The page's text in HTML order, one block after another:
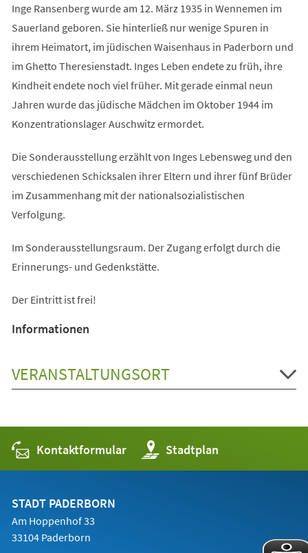
Inge Ransenberg wurde am 12. März 1935 in Wennemen im
Sauerland geboren. Sie hinterließ nur wenige Spuren in
ihrem Heimatort, im jüdischen Waisenhaus in Paderborn und
im Ghetto Theresienstadt. Inges Leben endete zu früh, ihre
Kindheit endete noch viel früher. Mit gerade einmal neun
Jahren wurde das jüdische Mädchen im Oktober 1944 im
Konzentrationslager Auschwitz ermordet.
Die Sonderausstellung erzählt von Inges Lebensweg und den
verschiedenen Schicksalen ihrer Eltern und ihrer fünf Brüder
im Zusammenhang mit der nationalsozialistischen
Verfolgung.
Im Sonderausstellungsraum. Der Zugang erfolgt durch die
Erinnerungs- und Gedenkstätte.
Der Eintritt ist frei!
Informationen
VERANSTALTUNGSORT
Kontaktformular Stadtplan
(Öffnet
in
einem
STADT PADERBORN
Am Hoppenhof 33
33104 Paderborn